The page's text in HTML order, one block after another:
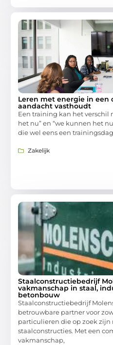
Leren met energie in een
aandacht vasthoudt
Een training kan het verschil
het nu” en “we kunnen het
die wel eens een
Zakelijk
Staalconstructiebedrijf
vakmanschap in staal,
betonbouw
Staalconstructiebedrijf
betrouwbare partner voor
particulieren die op zoek
staalconstructies. Met een
vakmanschap,